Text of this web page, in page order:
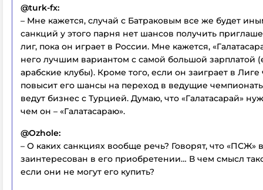
@turk-fx:
– Мне кажется, случай с Батраковым все же будет
санкций у этого парня нет шансов получить
лиг, пока он играет в России. Мне кажется,
него лучшим вариантом с самой большой зарплатой
арабские клубы). Кроме того, если он заиграет в
повысит его шансы на переход в ведущие
ведут бизнес с Турцией. Думаю, что «Галатасарай»
чем он – «Галатасараю».
@Ozhole:
– О каких санкциях вообще речь? Говорят, что «ПСЖ»
заинтересован в его приобретении… В чем смысл
если они не могут его купить?